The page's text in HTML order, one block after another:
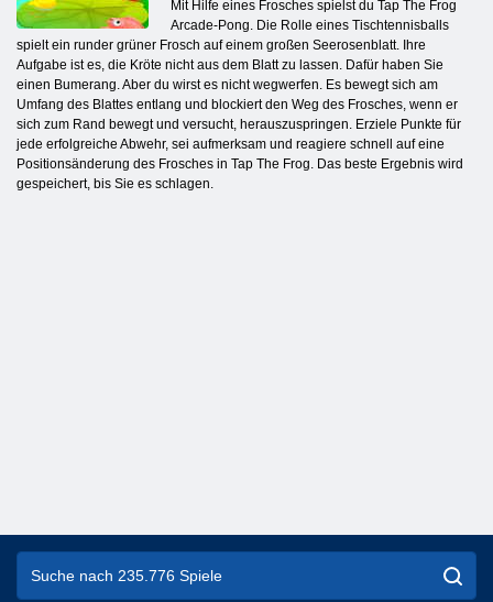
Mit Hilfe eines Frosches spielst du Tap The Frog
Arcade-Pong. Die Rolle eines Tischtennisballs
spielt ein runder grüner Frosch auf einem großen Seerosenblatt. Ihre
Aufgabe ist es, die Kröte nicht aus dem Blatt zu lassen. Dafür haben Sie
einen Bumerang. Aber du wirst es nicht wegwerfen. Es bewegt sich am
Umfang des Blattes entlang und blockiert den Weg des Frosches, wenn er
sich zum Rand bewegt und versucht, herauszuspringen. Erziele Punkte für
jede erfolgreiche Abwehr, sei aufmerksam und reagiere schnell auf eine
Positionsänderung des Frosches in Tap The Frog. Das beste Ergebnis wird
gespeichert, bis Sie es schlagen.